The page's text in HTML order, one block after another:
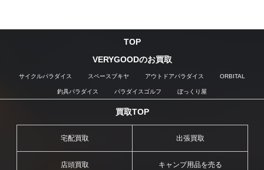
TOP
VERYGOODのお買取
サイクルパラダイス スペースブキヤ アウトドアパラダイス ORBITAL
釣具パラダイス パラダイスゴルフ ぼっくり屋
買取TOP
宅配買取 出張買取
店頭買取 キャンプ用品を売る